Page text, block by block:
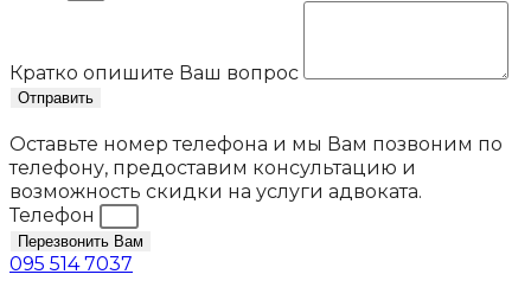
Кратко опишите Ваш вопрос
Отправить
Оставьте номер телефона и мы Вам позвоним по
телефону, предоставим консультацию и
возможность скидки на услуги адвоката.
Телефон
Перезвонить Вам
095 514 7037